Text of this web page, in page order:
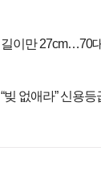
길이만 27cm…70
“빚 없애라” 신용